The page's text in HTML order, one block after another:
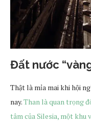
Đất nước
Thật là mỉa mai khi hội
nay.Than là quan trọng
tâm của Silesia, một khu